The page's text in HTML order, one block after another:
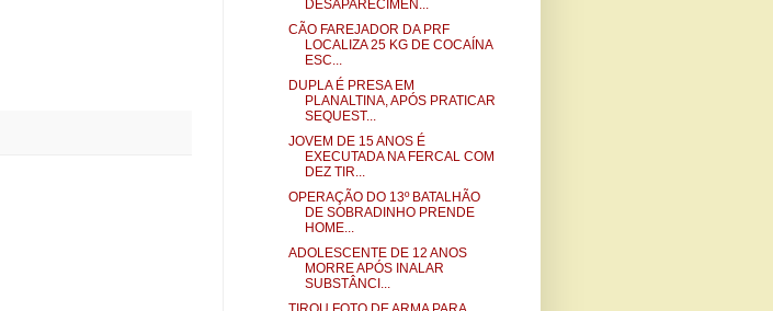
DESAPARECIMEN...
CÃO FAREJADOR DA PRF
LOCALIZA 25 KG DE COCAÍNA
ESC...
DUPLA É PRESA EM
PLANALTINA, APÓS PRATICAR
SEQUEST...
JOVEM DE 15 ANOS É
EXECUTADA NA FERCAL COM
DEZ TIR...
OPERAÇÃO DO 13º BATALHÃO
DE SOBRADINHO PRENDE
HOME...
ADOLESCENTE DE 12 ANOS
MORRE APÓS INALAR
SUBSTÂNCI...